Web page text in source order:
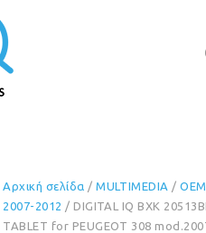
Αρχική σελίδα /MULTIMEDIA /OEM
2007-2012 / DIGITAL IQ BXK
TABLET for PEUGEOT 308